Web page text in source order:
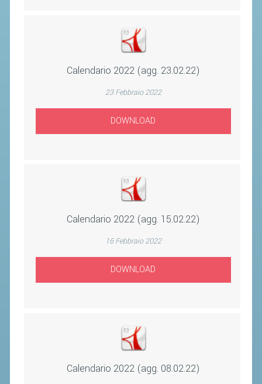
Calendario 2022 (agg. 23.02.22)
23 Febbraio 2022
DOWNLOAD
Calendario 2022 (agg. 15.02.22)
16 Febbraio 2022
DOWNLOAD
Calendario 2022 (agg. 08.02.22)
ALBO D'ORO CAMPIONATI ITALIANI
CAMPIONATI A SQUADRE
CLASSIFICHE 2013-2020
UFFICIALI DI GARA
RICHIESTA TORNEI
EVENTI SOSTENIBILI
PARA BADMINTON
L'ATTIVITÀ
REGOLAMENTI
GARE
STAFF TECNICO